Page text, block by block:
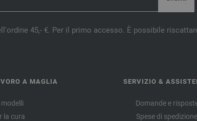
45,- €. Per il primo accesso. È possibile
A MAGLIA
la cura
SERVIZIO &
Domande e
Spese di spedizione